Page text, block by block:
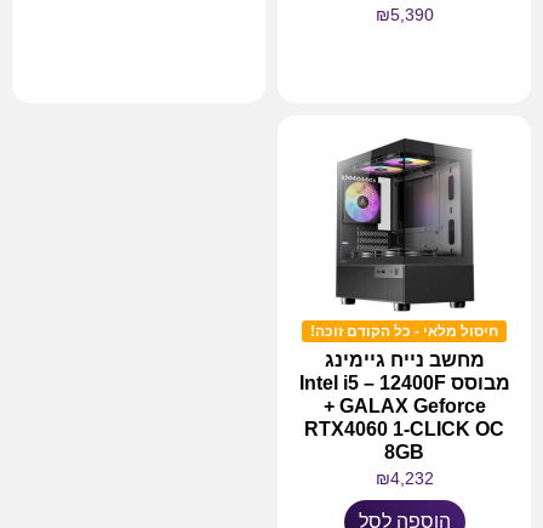
₪5,390
חיסול מלאי - כל הקודם זוכה!
מחשב נייח גיימינג
מבוסס Intel i5 – 12400F
+ GALAX Geforce
RTX4060 1-CLICK OC
8GB
₪4,232
הוספה לסל